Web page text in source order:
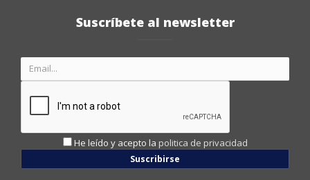
Suscríbete al newsletter
He leído y acepto la politica de privacidad
Suscribirse